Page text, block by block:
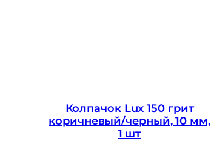
Колпачок Lux 150 грит
коричневый/черный, 10 мм,
1 шт